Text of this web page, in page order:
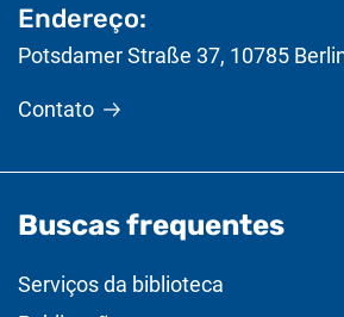
Endereço:
Potsdamer Straße 37, 10785
Contato
Buscas frequentes
Serviços da biblioteca